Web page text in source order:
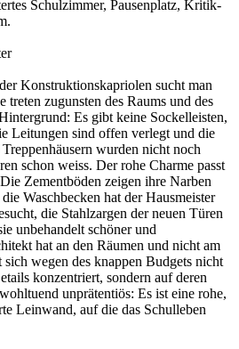
Schulzimmer, Pausenplatz, Kritik-
Konstruktionskapriolen sucht man
treten zugunsten des Raums und des
Es gibt keine Sockelleisten,
Leitungen sind offen verlegt und die
wurden nicht noch
schon weiss. Der rohe Charme passt
Zementböden zeigen ihre Narben
Waschbecken hat der Hausmeister
die Stahlzargen der neuen Türen
unbehandelt schöner und
hat an den Räumen und nicht am
wegen des knappen Budgets nicht
konzentriert, sondern auf deren
unprätentiös: Es ist eine rohe,
Leinwand, auf die das Schulleben